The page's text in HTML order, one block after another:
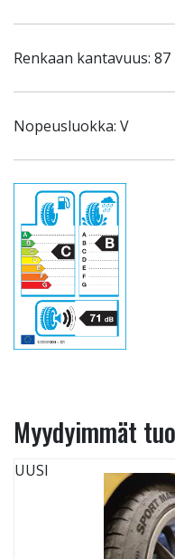
Renkaan kantavuus: 87
Nopeusluokka: V
Myydyimmät
UUSI